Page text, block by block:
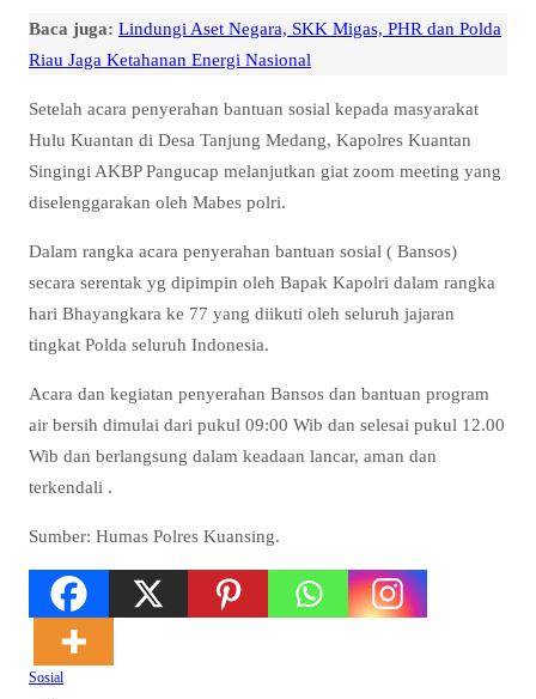
Baca juga: Lindungi Aset Negara, SKK Migas, PHR dan Polda
Riau Jaga Ketahanan Energi Nasional
Setelah acara penyerahan bantuan sosial kepada masyarakat
Hulu Kuantan di Desa Tanjung Medang, Kapolres Kuantan
Singingi AKBP Pangucap melanjutkan giat zoom meeting yang
diselenggarakan oleh Mabes polri.
Dalam rangka acara penyerahan bantuan sosial ( Bansos)
secara serentak yg dipimpin oleh Bapak Kapolri dalam rangka
hari Bhayangkara ke 77 yang diikuti oleh seluruh jajaran
tingkat Polda seluruh Indonesia.
Acara dan kegiatan penyerahan Bansos dan bantuan program
air bersih dimulai dari pukul 09:00 Wib dan selesai pukul 12.00
Wib dan berlangsung dalam keadaan lancar, aman dan
terkendali .
Sumber: Humas Polres Kuansing.
Sosial